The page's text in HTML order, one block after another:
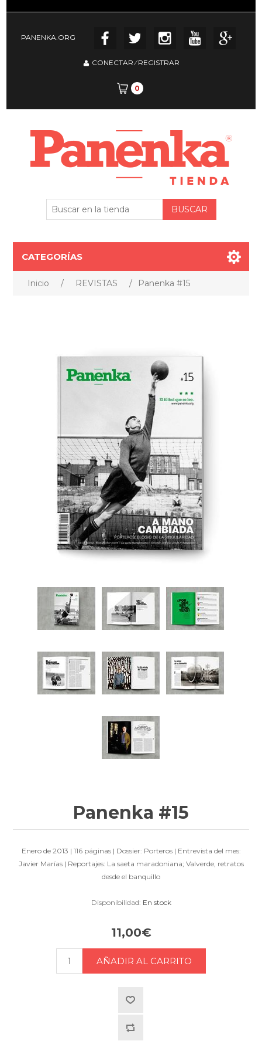
PANENKA.ORG
CONECTAR⁄REGISTRAR
0
CATEGORÍAS
Inicio / REVISTAS / Panenka #15
Panenka #15
Enero de 2013 | 116 páginas | Dossier: Porteros | Entrevista del mes:
Javier Marías | Reportajes: La saeta maradoniana; Valverde, retratos
desde el banquillo
Disponibilidad: En stock
11,00€